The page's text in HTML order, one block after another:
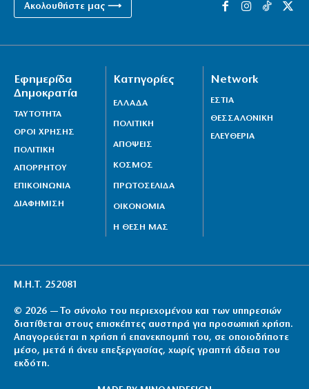
Ακολουθήστε μας ⟶
Εφημερίδα
Δημοκρατία
ΤΑΥΤΟΤΗΤΑ
ΟΡΟΙ ΧΡΗΣΗΣ
ΠΟΛΙΤΙΚΗ
ΑΠΟΡΡΗΤΟΥ
ΕΠΙΚΟΙΝΩΝΙΑ
ΔΙΑΦΗΜΙΣΗ
Κατηγορίες
ΕΛΛΑΔΑ
ΠΟΛΙΤΙΚΗ
ΑΠΟΨΕΙΣ
ΚΟΣΜΟΣ
ΠΡΩΤΟΣΕΛΙΔΑ
ΟΙΚΟΝΟΜΙΑ
Η ΘΕΣΗ ΜΑΣ
Network
ΕΣΤΙΑ
ΘΕΣΣΑΛΟΝΙΚΗ
ΕΛΕΥΘΕΡΙΑ
Μ.Η.Τ. 252081
© 2026 — Το σύνολο του περιεχομένου και των υπηρεσιών
διατίθεται στους επισκέπτες αυστηρά για προσωπική χρήση.
Απαγορεύεται η χρήση ή επανεκπομπή του, σε οποιοδήποτε
μέσο, μετά ή άνευ επεξεργασίας, χωρίς γραπτή άδεια του
εκδότη.